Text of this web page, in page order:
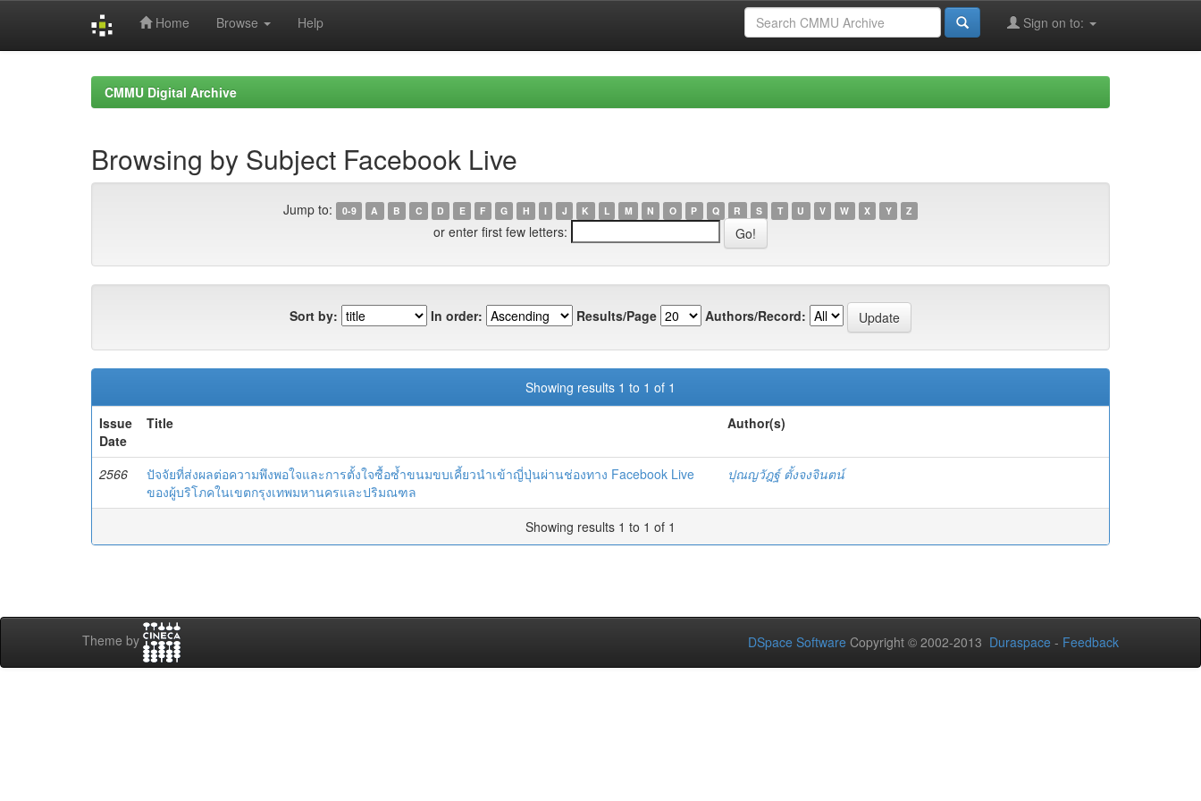
Home Browse Help Sign on to:
CMMU Digital Archive
Browsing by Subject Facebook Live
Jump to: 0-9 A B C D E F G H I J K L M N O P Q R S T U V W X Y Z
or enter first few letters:
Sort by: In order: Results/Page Authors/Record:
Showing results 1 to 1 of 1
Issue
Date
Title Author(s)
2566
ปัจจัยที่ส่งผลต่อความพึงพอใจและการตั้งใจซื้อซํ้าขนมขบเคี้ยวนำเข้าญี่ปุ่นผ่านช่องทาง Facebook Live
ของผู้บริโภคในเขตกรุงเทพมหานครและปริมณฑล
ปุณญวัฎฐ์ ตั้งจงจินตน์
Showing results 1 to 1 of 1
Theme by DSpace Software Copyright © 2002-2013 Duraspace - Feedback